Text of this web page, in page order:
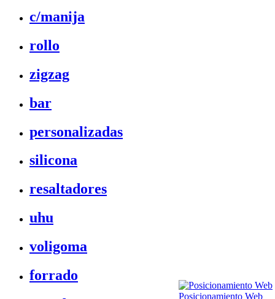
c/manija
rollo
zigzag
bar
personalizadas
silicona
resaltadores
uhu
voligoma
forrado
Posicionamiento Web